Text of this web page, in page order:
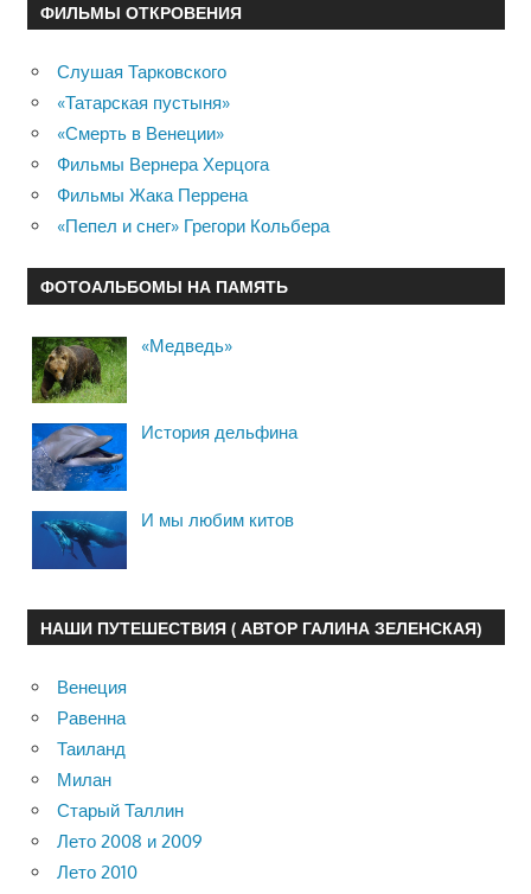
ФИЛЬМЫ ОТКРОВЕНИЯ
Слушая Тарковского
«Татарская пустыня»
«Смерть в Венеции»
Фильмы Вернера Херцога
Фильмы Жака Перрена
«Пепел и снег» Грегори Кольбера
ФОТОАЛЬБОМЫ НА ПАМЯТЬ
«Медведь»
История дельфина
И мы любим китов
НАШИ ПУТЕШЕСТВИЯ ( АВТОР ГАЛИНА ЗЕЛЕНСКАЯ)
Венеция
Равенна
Таиланд
Милан
Старый Таллин
Лето 2008 и 2009
Лето 2010